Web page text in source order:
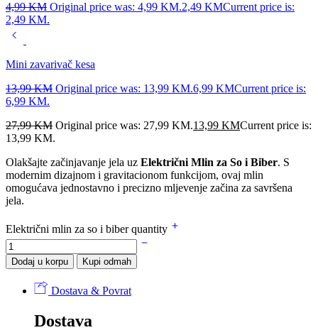
4,99KM Original price was: 4,99 KM.2,49 KMCurrent price is:
2,49 KM.
Mini zavarivač kesa
13,99KM Original price was: 13,99 KM.6,99 KMCurrent price is:
6,99 KM.
27,99KM Original price was: 27,99 KM.13,99 KMCurrent price is:
13,99 KM.
Olakšajte začinjavanje jela uz Električni Mlin za So i Biber. S
modernim dizajnom i gravitacionom funkcijom, ovaj mlin
omogućava jednostavno i precizno mljevenje začina za savršena
jela.
Električni mlin za so i biber quantity
Dodaj u korpu Kupi odmah
Dostava & Povrat
Dostava